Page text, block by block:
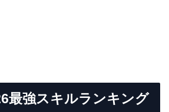
最強スキルランキング